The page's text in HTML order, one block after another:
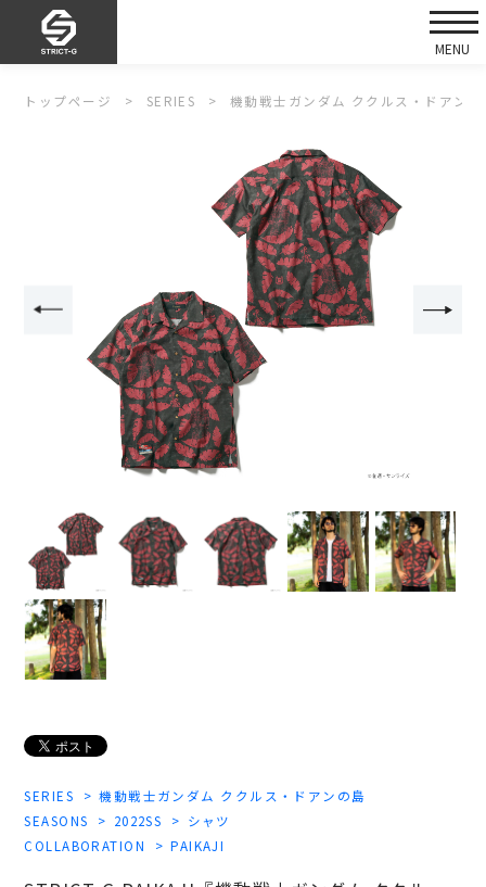
トップページ SERIES 機動戦士ガンダム ククルス・ドアンの
SERIES
機動戦士ガンダム ククルス・ドアンの島
SEASONS
2022SS
シャツ
COLLABORATION
PAIKAJI